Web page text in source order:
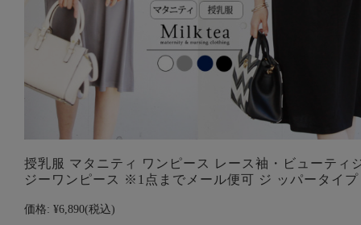
授乳服 マタニティ ワンピース レース袖・ビューティ
ジーワンピース ※1点までメール便可 ジ ッパータイプ
価格: ¥6,890(税込)